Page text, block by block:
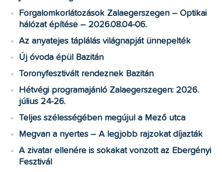
Forgalomkorlátozások Zalaegerszegen – Optikai
hálózat építése – 2026.08.04-06.
Az anyatejes táplálás világnapját ünnepelték
Új óvoda épül Bazitán
Toronyfesztivált rendeznek Bazitán
Hétvégi programajánló Zalaegerszegen: 2026.
július 24-26.
Teljes szélességében megújul a Mező utca
Megvan a nyertes – A legjobb rajzokat díjazták
A zivatar ellenére is sokakat vonzott az Ebergényi
Fesztivál